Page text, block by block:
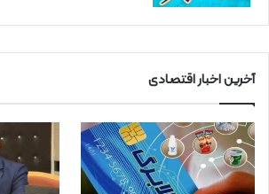
آخرین اخبار اقتصادی